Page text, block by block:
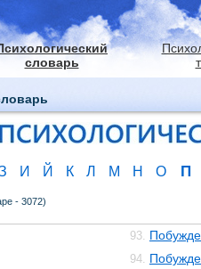
словарь
И Й К Л М Н О П
- 3072)
93.
94.